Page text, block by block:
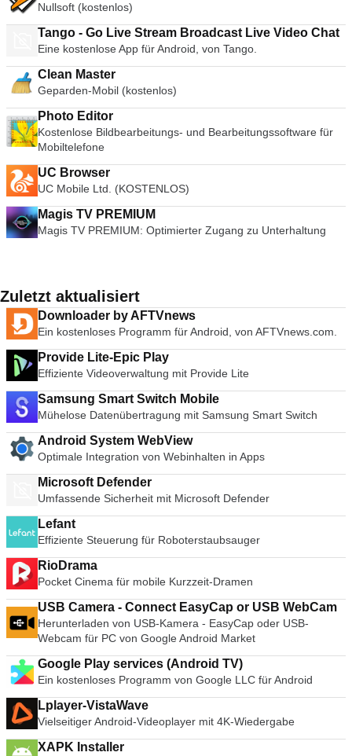
Nullsoft (kostenlos)
Tango - Go Live Stream Broadcast Live Video Chat
Eine kostenlose App für Android, von Tango.
Clean Master
Geparden-Mobil (kostenlos)
Photo Editor
Kostenlose Bildbearbeitungs- und Bearbeitungssoftware für
Mobiltelefone
UC Browser
UC Mobile Ltd. (KOSTENLOS)
Magis TV PREMIUM
Magis TV PREMIUM: Optimierter Zugang zu Unterhaltung
Zuletzt aktualisiert
Downloader by AFTVnews
Ein kostenloses Programm für Android, von AFTVnews.com.
Provide Lite-Epic Play
Effiziente Videoverwaltung mit Provide Lite
Samsung Smart Switch Mobile
Mühelose Datenübertragung mit Samsung Smart Switch
Android System WebView
Optimale Integration von Webinhalten in Apps
Microsoft Defender
Umfassende Sicherheit mit Microsoft Defender
Lefant
Effiziente Steuerung für Roboterstaubsauger
RioDrama
Pocket Cinema für mobile Kurzzeit-Dramen
USB Camera - Connect EasyCap or USB WebCam
Herunterladen von USB-Kamera - EasyCap oder USB-
Webcam für PC von Google Android Market
Google Play services (Android TV)
Ein kostenloses Programm von Google LLC für Android
Lplayer-VistaWave
Vielseitiger Android-Videoplayer mit 4K-Wiedergabe
XAPK Installer